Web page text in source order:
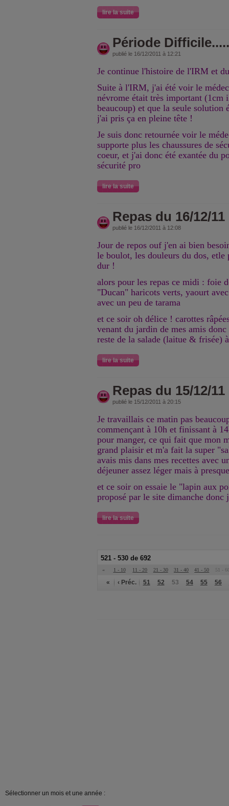
lire la suite
Période
publié le 16/12/2011 à 12:21
Je continue l'histoire de l'IRM et
Suite à l'IRM, j'ai été voir le
névrome était très important (1cm
beaucoup) et que la seule
j'ai pris ça en pleine tête !
Je suis donc retournée voir le
supporte plus les chaussures de
coeur, et j'ai donc été exantée du
sécurité pro
lire la suite
Repas du 16/12/11
publié le 16/12/2011 à 12:08
Jour de repos ouf j'en ai bien
le boulot, les douleurs du dos, etle
dur !
alors pour les repas ce midi : foie
"Ducan" haricots verts, yaourt
avec un peu de tarama
et ce soir oh délice ! carottes
venant du jardin de mes amis
reste de la salade (laitue & frisée)
lire la suite
Repas du 15/12/11
publié le 15/12/2011 à 20:15
Je travaillais ce matin pas
commençant à 10h et finissant à
pour manger, ce qui fait que mon
grand plaisir et m'a fait la super
avais mis dans mes recettes avec
déjeuner assez léger mais à
et ce soir on essaie le "lapin aux
proposé par le site dimanche donc
lire la suite
521 - 530 de 692
« 1 - 10 11 - 20 21 - 30 31 - 40 41 - 50 51 -
« ‹ Préc. 51 52 53 54 55 56
Sélectionner un mois et une année :